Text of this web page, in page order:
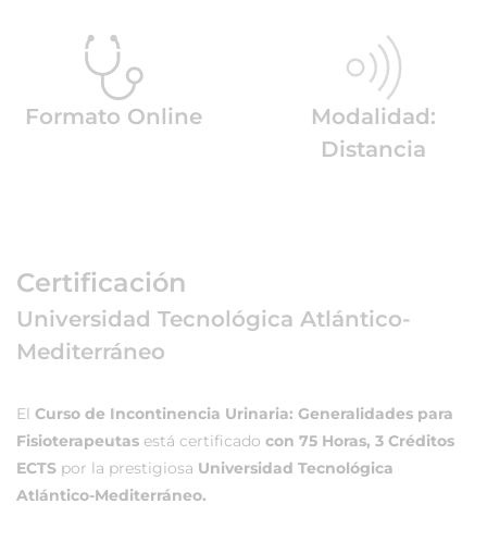
Formato Online
Modalidad:
Distancia
Certificación
Universidad Tecnológica Atlántico-
Mediterráneo
El Curso de Incontinencia Urinaria: Generalidades para
Fisioterapeutas está certificado con 75 Horas, 3 Créditos
ECTS por la prestigiosa Universidad Tecnológica
Atlántico-Mediterráneo.